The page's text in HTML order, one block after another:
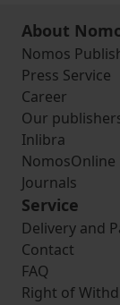
About
Nomos
Press Service
Career
Our
Inlibra
NomosOnline
Journals
Service
Delivery and
Contact
FAQ
Right of